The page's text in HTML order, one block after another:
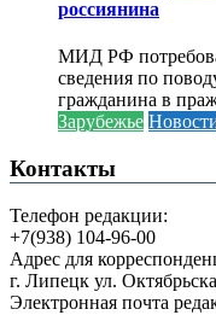
россиянина
МИД РФ
сведения по
гражданина в
Зарубежье
Контакты
Телефон редакции:
+7(938) 104-96-00
Адрес для
г. Липецк ул.
Электронная почта